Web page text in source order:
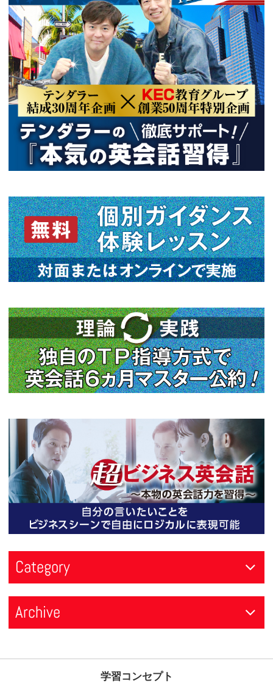
前の記事へ
関連情報
2026年07月13日
2026年07月06日
2026年04月11日